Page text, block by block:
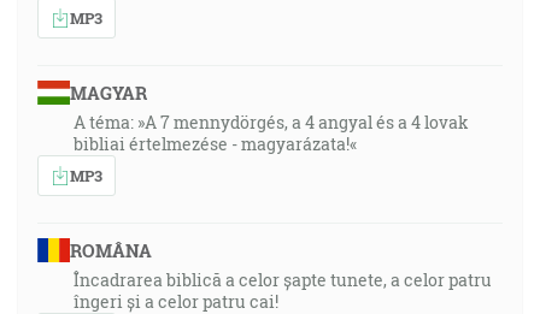
MP3
MAGYAR
A téma: »A 7 mennydörgés, a 4 angyal és a 4 lovak
bibliai értelmezése - magyarázata!«
MP3
ROMÂNA
Încadrarea biblică a celor șapte tunete, a celor patru
îngeri și a celor patru cai!